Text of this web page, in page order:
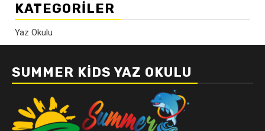
KATEGORILER
Yaz Okulu
SUMMER KIDS YAZ OKULU